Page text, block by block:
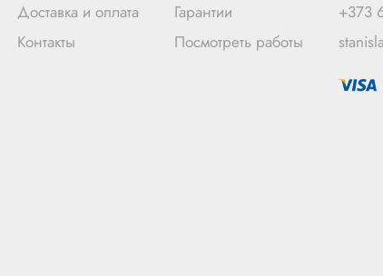
Доставка и оплата
Контакты
Гарантии
Посмотреть работы
+373